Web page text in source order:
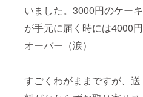
いました。3000円のケーキ
が手元に届く時には4000円
オーバー（涙）
すごくわがままですが、送